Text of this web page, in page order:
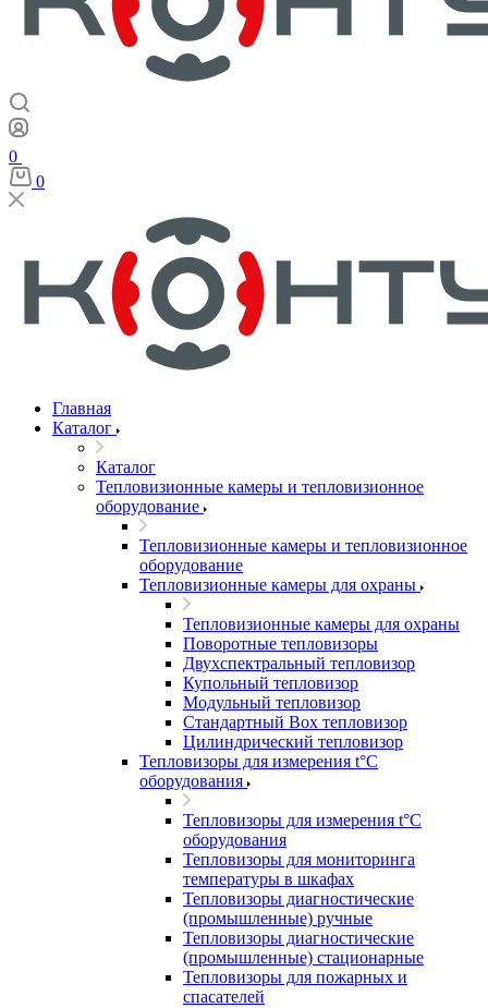
0
0
Главная
Каталог
Каталог
Тепловизионные камеры и тепловизионное
оборудование
Тепловизионные камеры и тепловизионное
оборудование
Тепловизионные камеры для охраны
Тепловизионные камеры для охраны
Поворотные тепловизоры
Двухспектральный тепловизор
Купольный тепловизор
Модульный тепловизор
Стандартный Box тепловизор
Цилиндрический тепловизор
Тепловизоры для измерения t°С
оборудования
Тепловизоры для измерения t°С
оборудования
Тепловизоры для мониторинга
температуры в шкафах
Тепловизоры диагностические
(промышленные) ручные
Тепловизоры диагностические
(промышленные) стационарные
Тепловизоры для пожарных и
спасателей